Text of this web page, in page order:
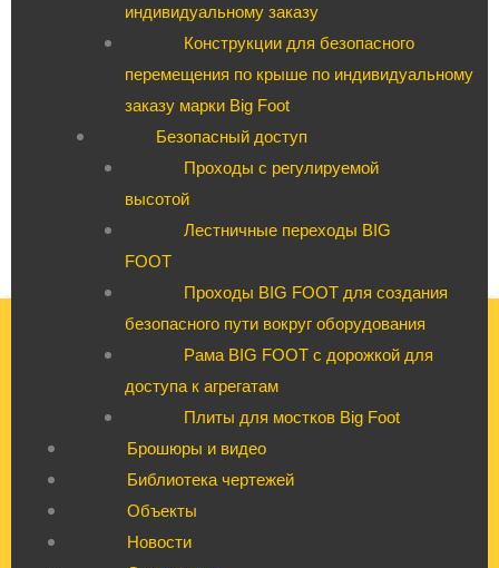
индивидуальному заказу
Конструкции для безопасного
перемещения по крыше по индивидуальному
заказу марки Big Foot
Безопасный доступ
Проходы с регулируемой
высотой
Лестничные переходы BIG
FOOT
Проходы BIG FOOT для создания
безопасного пути вокруг оборудования
Рама BIG FOOT с дорожкой для
доступа к агрегатам
Плиты для мостков Big Foot
Брошюры и видео
Библиотека чертежей
Объекты
Новости